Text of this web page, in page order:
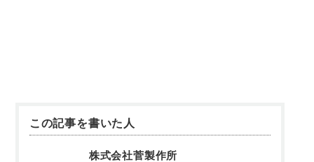
この記事を書いた人
株式会社菅製作所